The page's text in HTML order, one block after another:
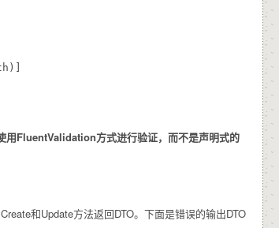
用FluentValidation方式进行验证，而不是声明式的
和Update方法返回DTO。下面是错误的输出DTO